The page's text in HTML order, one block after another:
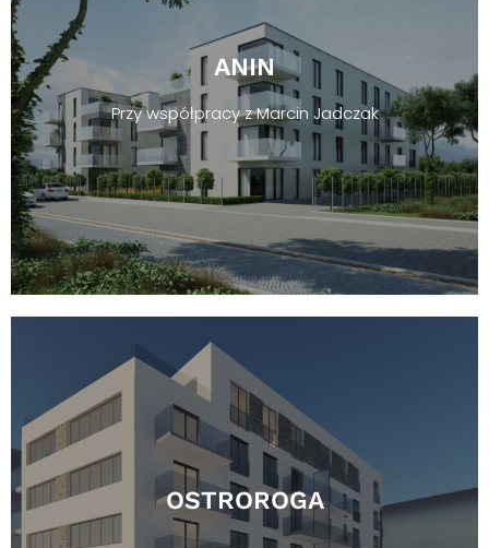
ANIN
Przy współpracy z Marcin Jadczak
OSTROROGA